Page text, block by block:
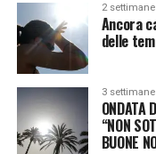
2
Ancora
delle
3
ONDATA
“NON
BUONE